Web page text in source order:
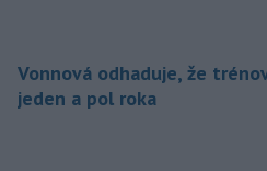
Vonnová odhaduje, že
jeden a pol roka